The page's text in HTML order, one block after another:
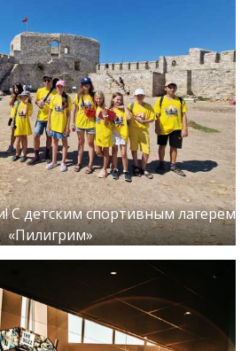
С детским спортивным лагерем
«Пилигрим»